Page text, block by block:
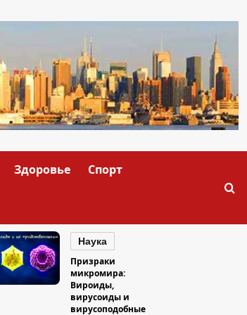
Здоровье Спорт
Наука
Призраки
микромира:
Вироиды,
вирусоиды и
вирусоподобные